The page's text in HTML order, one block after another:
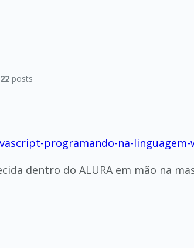
22posts
programando-na-linguagem-
dentro do ALURA em mão na